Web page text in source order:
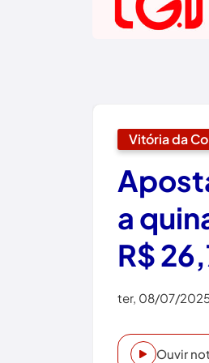
Vitória da
a
R$
ter, 08/07/
Ouvir